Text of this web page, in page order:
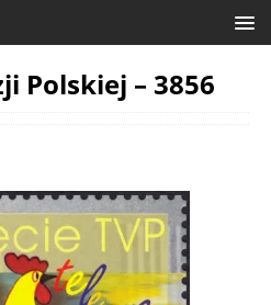
Polskiej – 3856